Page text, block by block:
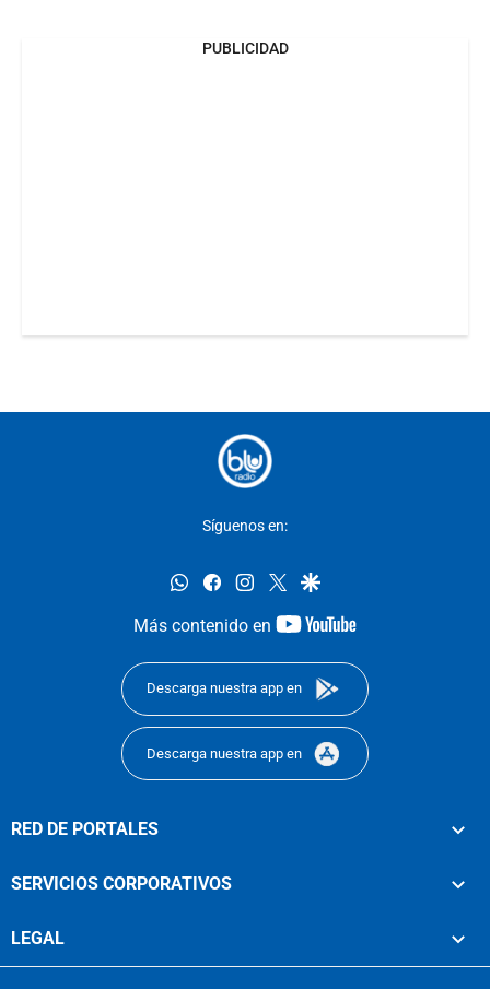
PUBLICIDAD
Síguenos en:
whatsappfacebookinstagram
twittergoogle
Más contenido en
youtube-
Descarga nuestra app en
Descarga nuestra app en
RED DE PORTALES
SERVICIOS CORPORATIVOS
LEGAL